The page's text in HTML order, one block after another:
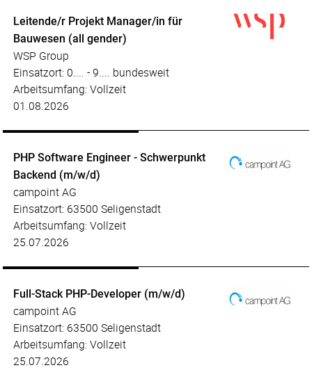
Leitende/r Projekt Manager/in für
Bauwesen (all gender)
WSP Group
Einsatzort: 0.... - 9.... bundesweit
Arbeitsumfang: Vollzeit
01.08.2026
PHP Software Engineer - Schwerpunkt
Backend (m/w/d)
campoint AG
Einsatzort: 63500 Seligenstadt
Arbeitsumfang: Vollzeit
25.07.2026
Full-Stack PHP-Developer (m/w/d)
campoint AG
Einsatzort: 63500 Seligenstadt
Arbeitsumfang: Vollzeit
25.07.2026